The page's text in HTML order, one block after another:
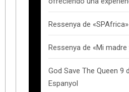
Ressenya de
Ressenya de «Mi
God Save The Queen 9
Espanyol